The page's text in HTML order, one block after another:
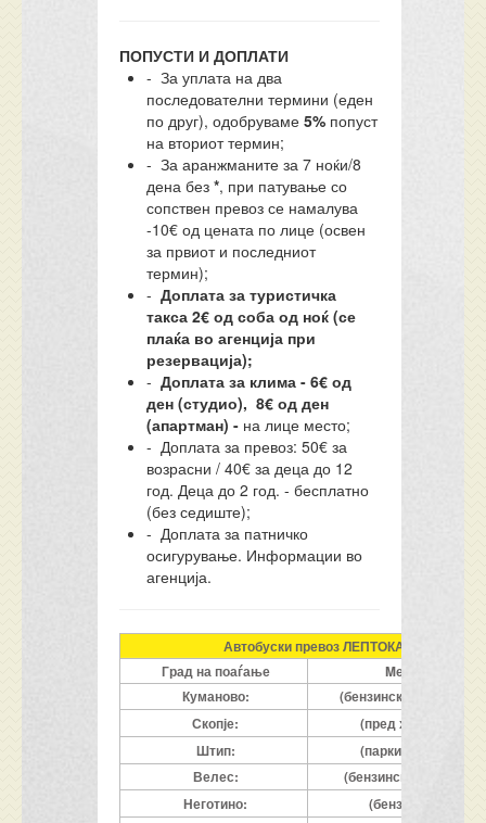
ПОПУСТИ И ДОПЛАТИ
- За уплата на два
последователни термини (еден
по друг), одобруваме5% попуст
на вториот термин;
- За аранжманите за 7 ноќи/8
дена без*, при патување со
сопствен превоз се намалува
-10€ од цената по лице (освен
за првиот и последниот
термин);
-Доплата за туристичка
такса 2€ од соба од ноќ (се
плаќа во агенција при
резервација);
-Доплата за клима - 6€ од
ден (студио), 8€ од ден
(апартман) - на лице место;
- Доплата за превоз: 50€ за
возрасни / 40€ за деца до 12
год. Деца до 2 год. - бесплатно
(без седиште);
- Доплата за патничко
осигурување. Информации во
агенција.
Автобуски превоз ЛЕПТОКАРИЈА,
Град на поаѓање
Mесто на
Куманово:
(бензинска
Скопје:
(пред хотел
Штип:
(паркинг пред
Велес:
(бензинска, мотел
Неготино:
(бензинска,